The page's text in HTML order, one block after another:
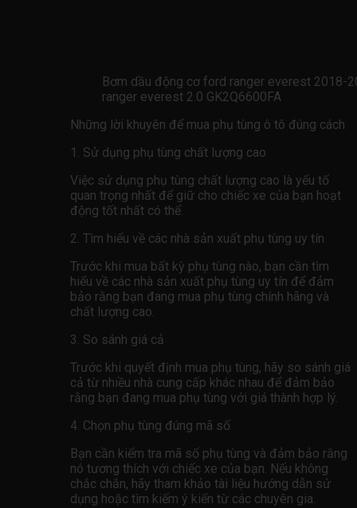
Bơm dầu động cơ ford ranger everest
ranger everest 2.0 GK2Q6600FA
Những lời khuyên để mua phụ tùng ô tô đúng cách
1. Sử dụng phụ tùng chất lượng cao
Việc sử dụng phụ tùng chất lượng cao là yếu tố
quan trọng nhất để giữ cho chiếc xe của bạn hoạt
động tốt nhất có thể.
2. Tìm hiểu về các nhà sản xuất phụ tùng uy tín
Trước khi mua bất kỳ phụ tùng nào, bạn cần tìm
hiểu về các nhà sản xuất phụ tùng uy tín để đảm
bảo rằng bạn đang mua phụ tùng chính hãng và
chất lượng cao.
3. So sánh giá cả
Trước khi quyết định mua phụ tùng, hãy so sánh giá
cả từ nhiều nhà cung cấp khác nhau để đảm bảo
rằng bạn đang mua phụ tùng với giá thành hợp lý.
4. Chọn phụ tùng đúng mã số
Bạn cần kiểm tra mã số phụ tùng và đảm bảo rằng
nó tương thích với chiếc xe của bạn. Nếu không
chắc chắn, hãy tham khảo tài liệu hướng dẫn sử
dụng hoặc tìm kiếm ý kiến ​​từ các chuyên gia.